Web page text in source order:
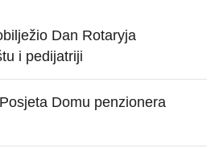
Dan Rotaryja
i pedijatriji
Domu penzionera